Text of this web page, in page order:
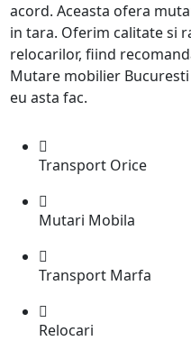
acord. Aceasta ofera
in tara. Oferim calitate si
relocarilor, fiind
Mutare mobilier
eu asta fac.
Transport Orice
Mutari Mobila
Transport Marfa
Relocari